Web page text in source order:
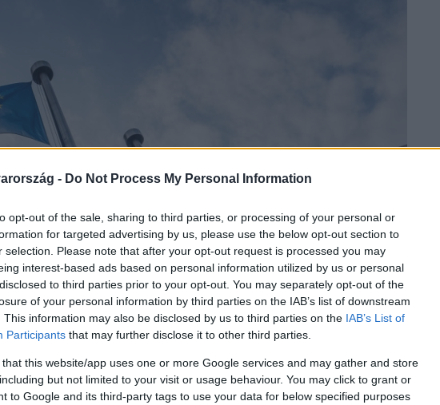
- Do Not Process My Personal Information
opt-out of the sale, sharing to third parties, or processing of your personal or
for targeted advertising by us, please use the below opt-out section to
selection. Please note that after your opt-out request is processed you may
interest-based ads based on personal information utilized by us or personal
to third parties prior to your opt-out. You may separately opt-out of the
of your personal information by third parties on the IAB’s list of downstream
This information may also be disclosed by us to third parties on the IAB’s List of
Participants that may further disclose it to other third parties.
that this website/app uses one or more Google services and may gather and store
but not limited to your visit or usage behaviour. You may click to grant or
to Google and its third-party tags to use your data for below specified purposes